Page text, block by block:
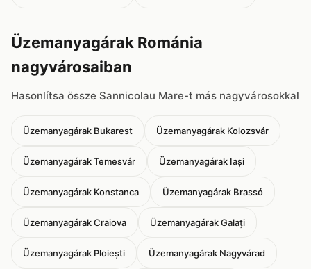
Üzemanyagárak Románia
nagyvárosaiban
Hasonlítsa össze Sannicolau Mare-t más nagyvárosokkal
Üzemanyagárak Bukarest Üzemanyagárak Kolozsvár
Üzemanyagárak Temesvár Üzemanyagárak Iași
Üzemanyagárak Konstanca Üzemanyagárak Brassó
Üzemanyagárak Craiova Üzemanyagárak Galați
Üzemanyagárak Ploiești Üzemanyagárak Nagyvárad